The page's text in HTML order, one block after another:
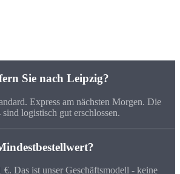
Sie nach Leipzig?
Express am nächsten Morgen. Die
logistisch gut erschlossen.
Das ist unser Geschäftsmodell - keine